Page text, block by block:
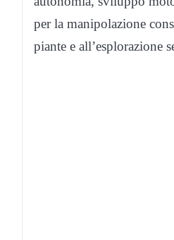
per la manipolazione
piante e all’esplorazione